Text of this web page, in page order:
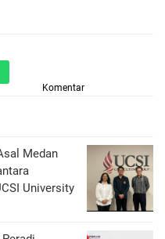
Komentar
Medan
University